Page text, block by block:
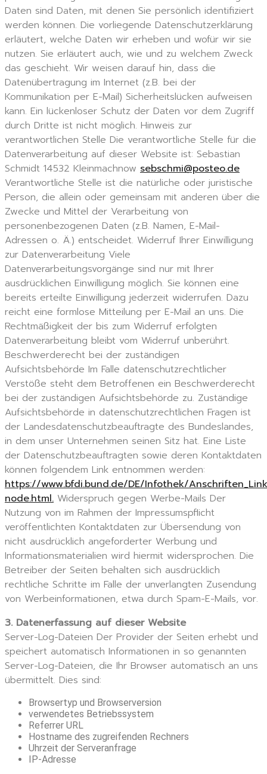
Daten sind Daten, mit denen Sie persönlich identifiziert
werden können. Die vorliegende Datenschutzerklärung
erläutert, welche Daten wir erheben und wofür wir sie
nutzen. Sie erläutert auch, wie und zu welchem Zweck
das geschieht. Wir weisen darauf hin, dass die
Datenübertragung im Internet (z.B. bei der
Kommunikation per E-Mail) Sicherheitslücken aufweisen
kann. Ein lückenloser Schutz der Daten vor dem Zugriff
durch Dritte ist nicht möglich. Hinweis zur
verantwortlichen Stelle Die verantwortliche Stelle für die
Datenverarbeitung auf dieser Website ist: Sebastian
Schmidt 14532 Kleinmachnow sebschmi@posteo.de
Verantwortliche Stelle ist die natürliche oder juristische
Person, die allein oder gemeinsam mit anderen über die
Zwecke und Mittel der Verarbeitung von
personenbezogenen Daten (z.B. Namen, E-Mail-
Adressen o. Ä.) entscheidet. Widerruf Ihrer Einwilligung
zur Datenverarbeitung Viele
Datenverarbeitungsvorgänge sind nur mit Ihrer
ausdrücklichen Einwilligung möglich. Sie können eine
bereits erteilte Einwilligung jederzeit widerrufen. Dazu
reicht eine formlose Mitteilung per E-Mail an uns. Die
Rechtmäßigkeit der bis zum Widerruf erfolgten
Datenverarbeitung bleibt vom Widerruf unberührt.
Beschwerderecht bei der zuständigen
Aufsichtsbehörde Im Falle datenschutzrechtlicher
Verstöße steht dem Betroffenen ein Beschwerderecht
bei der zuständigen Aufsichtsbehörde zu. Zuständige
Aufsichtsbehörde in datenschutzrechtlichen Fragen ist
der Landesdatenschutzbeauftragte des Bundeslandes,
in dem unser Unternehmen seinen Sitz hat. Eine Liste
der Datenschutzbeauftragten sowie deren Kontaktdaten
können folgendem Link entnommen werden:
https://www.bfdi.bund.de/DE/Infothek/
node.html. Widerspruch gegen Werbe-Mails Der
Nutzung von im Rahmen der Impressumspflicht
veröffentlichten Kontaktdaten zur Übersendung von
nicht ausdrücklich angeforderter Werbung und
Informationsmaterialien wird hiermit widersprochen. Die
Betreiber der Seiten behalten sich ausdrücklich
rechtliche Schritte im Falle der unverlangten Zusendung
von Werbeinformationen, etwa durch Spam-E-Mails, vor.
3. Datenerfassung auf dieser Website
Server-Log-Dateien Der Provider der Seiten erhebt und
speichert automatisch Informationen in so genannten
Server-Log-Dateien, die Ihr Browser automatisch an uns
übermittelt. Dies sind:
Browsertyp und Browserversion
verwendetes Betriebssystem
Referrer URL
Hostname des zugreifenden Rechners
Uhrzeit der Serveranfrage
IP-Adresse